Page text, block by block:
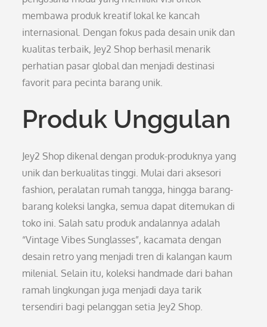
membawa produk kreatif lokal ke kancah
internasional. Dengan fokus pada desain unik dan
kualitas terbaik, Jey2 Shop berhasil menarik
perhatian pasar global dan menjadi destinasi
favorit para pecinta barang unik.
Produk Unggulan
Jey2 Shop dikenal dengan produk-produknya yang
unik dan berkualitas tinggi. Mulai dari aksesori
fashion, peralatan rumah tangga, hingga barang-
barang koleksi langka, semua dapat ditemukan di
toko ini. Salah satu produk andalannya adalah
“Vintage Vibes Sunglasses”, kacamata dengan
desain retro yang menjadi tren di kalangan kaum
milenial. Selain itu, koleksi handmade dari bahan
ramah lingkungan juga menjadi daya tarik
tersendiri bagi pelanggan setia Jey2 Shop.